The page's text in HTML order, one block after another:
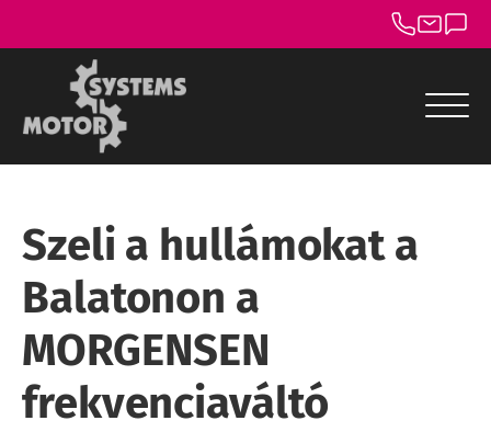
Szeli a hullámokat a
Balatonon a
MORGENSEN
frekvenciaváltó